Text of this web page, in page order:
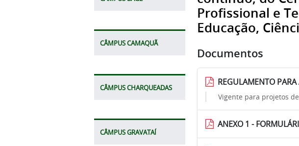
CÂMPUS CAMAQUÃ
CÂMPUS CHARQUEADAS
CÂMPUS GRAVATAÍ
Profissional e
Educação,
Documentos
REGULAMENTO
Vigente para projetos
ANEXO 1 -